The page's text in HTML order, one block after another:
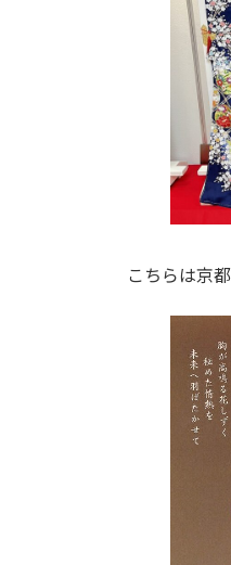
こちらは京